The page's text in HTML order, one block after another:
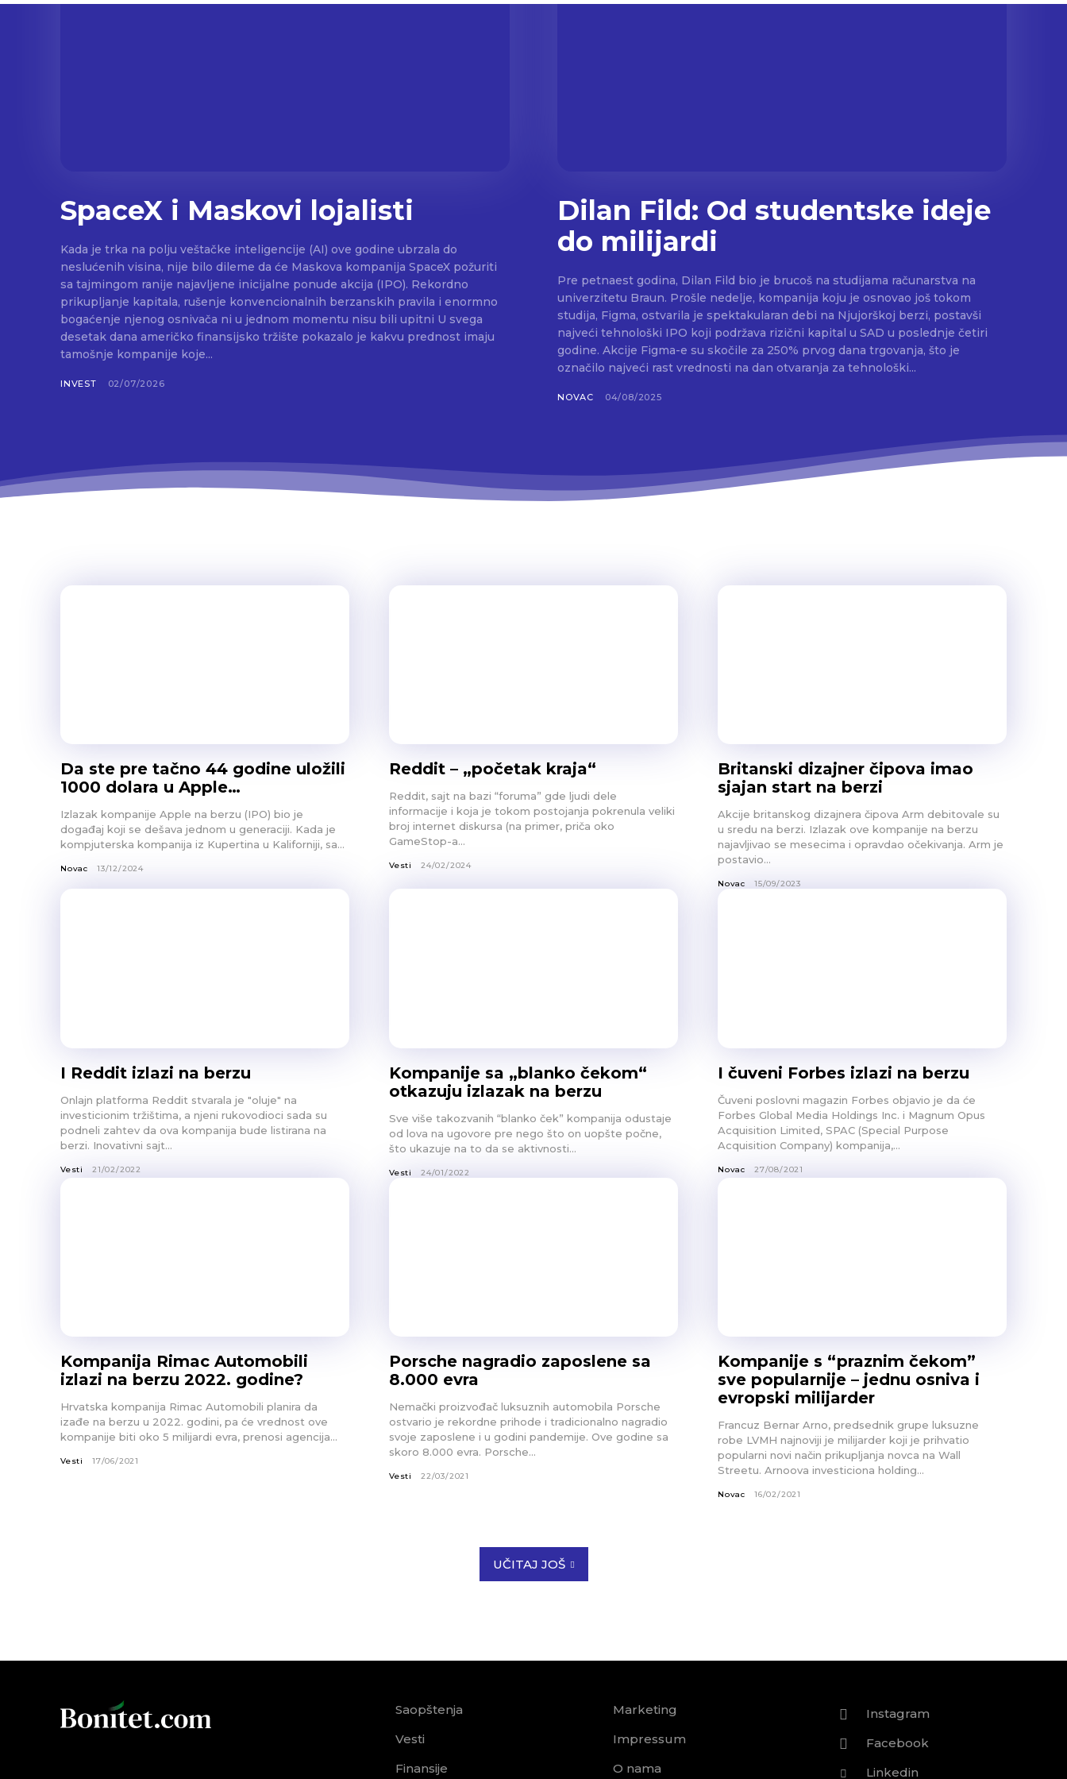
SpaceX i Maskovi lojalisti
Kada je trka na polju veštačke inteligencije (AI) ove godine ubrzala do
neslućenih visina, nije bilo dileme da će Maskova kompanija SpaceX požuriti
sa tajmingom ranije najavljene inicijalne ponude akcija (IPO). Rekordno
prikupljanje kapitala, rušenje konvencionalnih berzanskih pravila i enormno
bogaćenje njenog osnivača ni u jednom momentu nisu bili upitni U svega
desetak dana američko finansijsko tržište pokazalo je kakvu prednost imaju
tamošnje kompanije koje...
INVEST 02/07/2026
Dilan Fild: Od studentske ideje
do milijardi
Pre petnaest godina, Dilan Fild bio je brucoš na studijama računarstva na
univerzitetu Braun. Prošle nedelje, kompanija koju je osnovao još tokom
studija, Figma, ostvarila je spektakularan debi na Njujorškoj berzi, postavši
najveći tehnološki IPO koji podržava rizični kapital u SAD u poslednje četiri
godine. Akcije Figma-e su skočile za 250% prvog dana trgovanja, što je
označilo najveći rast vrednosti na dan otvaranja za tehnološki...
NOVAC 04/08/2025
Da ste pre tačno 44 godine uložili
1000 dolara u Apple…
Izlazak kompanije Apple na berzu (IPO) bio je
događaj koji se dešava jednom u generaciji. Kada je
kompjuterska kompanija iz Kupertina u Kaliforniji, sa...
Novac 13/12/2024
Reddit – „početak kraja“
Reddit, sajt na bazi “foruma” gde ljudi dele
informacije i koja je tokom postojanja pokrenula veliki
broj internet diskursa (na primer, priča oko
GameStop-a...
Vesti 24/02/2024
Britanski dizajner čipova imao
sjajan start na berzi
Akcije britanskog dizajnera čipova Arm debitovale su
u sredu na berzi. Izlazak ove kompanije na berzu
najavljivao se mesecima i opravdao očekivanja. Arm je
postavio...
Novac 15/09/2023
I Reddit izlazi na berzu
Onlajn platforma Reddit stvarala je "oluje" na
investicionim tržištima, a njeni rukovodioci sada su
podneli zahtev da ova kompanija bude listirana na
berzi. Inovativni sajt...
Vesti 21/02/2022
Kompanije sa „blanko čekom“
otkazuju izlazak na berzu
Sve više takozvanih “blanko ček” kompanija odustaje
od lova na ugovore pre nego što on uopšte počne,
što ukazuje na to da se aktivnosti...
Vesti 24/01/2022
I čuveni Forbes izlazi na berzu
Čuveni poslovni magazin Forbes objavio je da će
Forbes Global Media Holdings Inc. i Magnum Opus
Acquisition Limited, SPAC (Special Purpose
Acquisition Company) kompanija,...
Novac 27/08/2021
Kompanija Rimac Automobili
izlazi na berzu 2022. godine?
Hrvatska kompanija Rimac Automobili planira da
izađe na berzu u 2022. godini, pa će vrednost ove
kompanije biti oko 5 milijardi evra, prenosi agencija...
Vesti 17/06/2021
Porsche nagradio zaposlene sa
8.000 evra
Nemački proizvođač luksuznih automobila Porsche
ostvario je rekordne prihode i tradicionalno nagradio
svoje zaposlene i u godini pandemije. Ove godine sa
skoro 8.000 evra. Porsche...
Vesti 22/03/2021
Kompanije s “praznim čekom”
sve popularnije – jednu osniva i
evropski milijarder
Francuz Bernar Arno, predsednik grupe luksuzne
robe LVMH najnoviji je milijarder koji je prihvatio
popularni novi način prikupljanja novca na Wall
Streetu. Arnoova investiciona holding...
Novac 16/02/2021
UČITAJ JOŠ
Saopštenja
Vesti
Finansije
Marketing
Impressum
O nama
Instagram
Facebook
Linkedin